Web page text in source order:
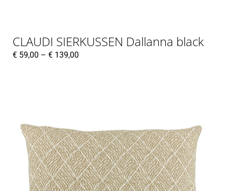
CLAUDI SIERKUSSEN Dallanna black
€ 59,00 – € 139,00